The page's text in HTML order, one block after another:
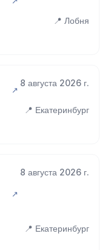
📍 Лобня
8 августа 2026 г.
📍 Екатеринбург
8 августа 2026 г.
📍 Екатеринбург